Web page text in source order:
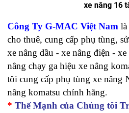
xe nâng 16
Công Ty G-MAC Việt Nam
cho thuê, cung cấp phụ tùng,
xe nâng dầu - xe nâng điện -
nâng chạy ga hiệu xe nâng
tôi cung cấp phụ tùng xe nâng
nâng komatsu chính hãng.
* Thế Mạnh của Chúng tôi